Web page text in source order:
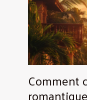
Comment